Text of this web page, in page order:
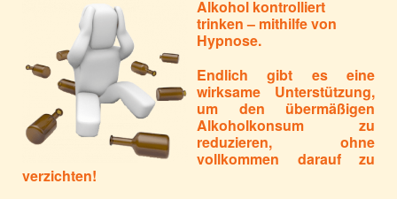
Alkohol kontrolliert
trinken – mithilfe von
Hypnose.
Endlich gibt es eine
wirksame Unterstützung,
um den übermäßigen
Alkoholkonsum zu
reduzieren, ohne
vollkommen darauf zu
verzichten!